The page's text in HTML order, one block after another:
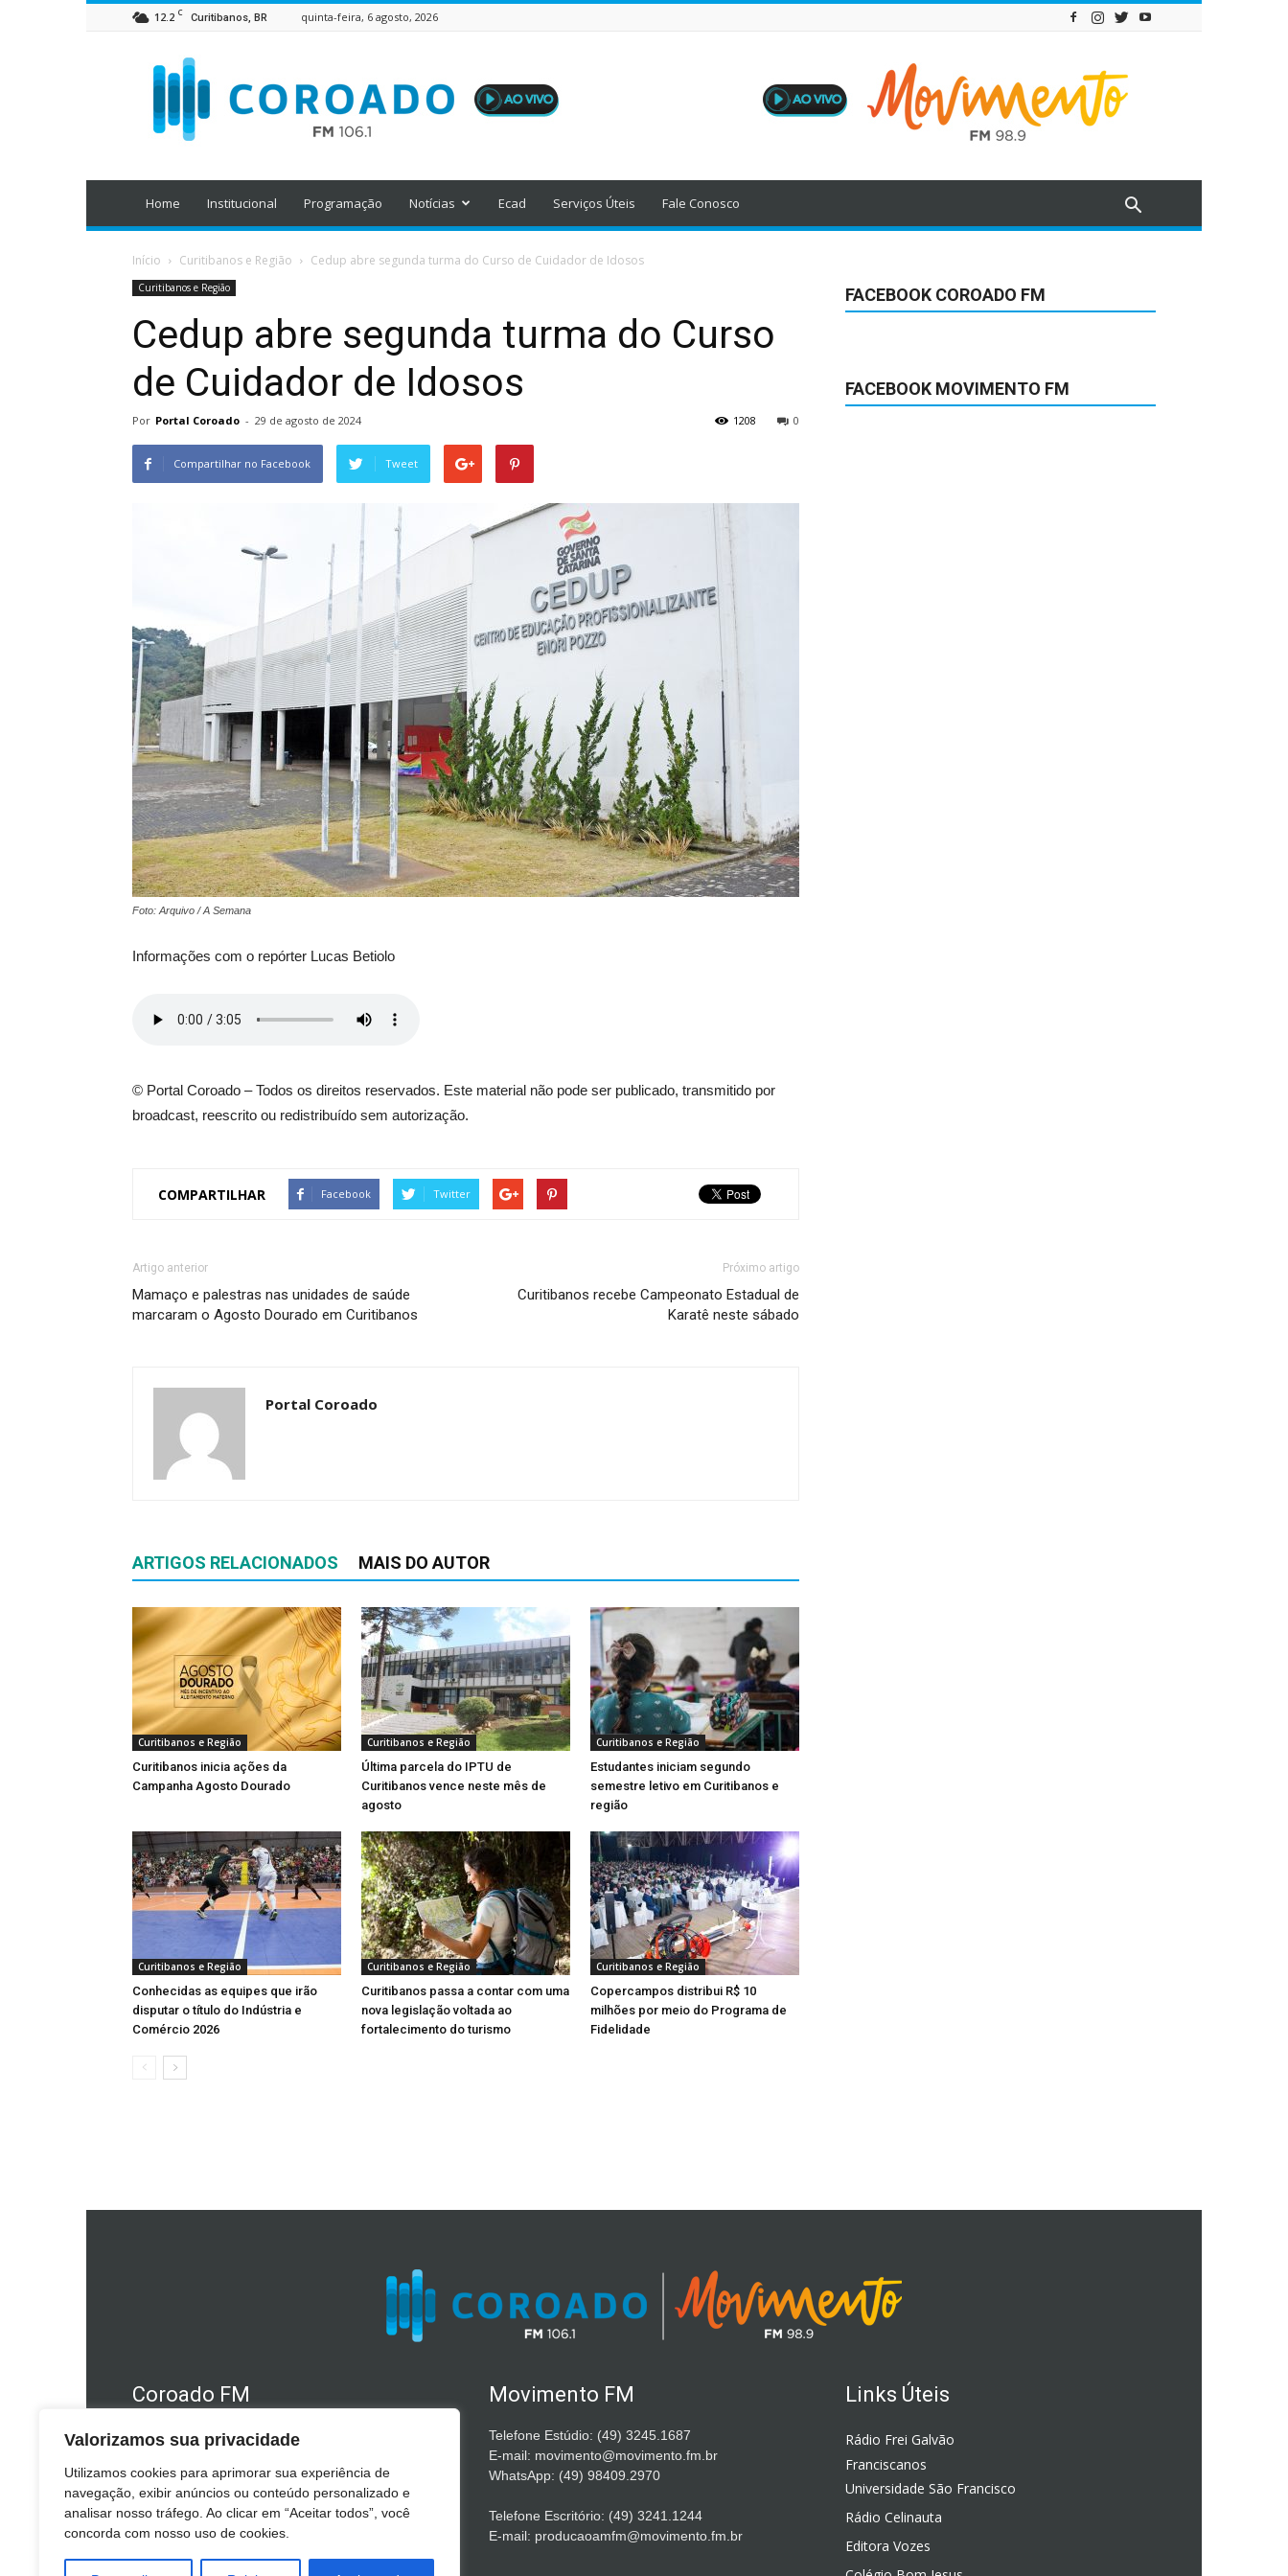
Valorizamos sua privacidade
Utilizamos cookies para aprimorar sua experiência de
navegação, exibir anúncios ou conteúdo personalizado e
analisar nosso tráfego. Ao clicar em “Aceitar todos”, você
concorda com nosso uso de cookies.
12.2 C Curitibanos, BR quinta-feira, 6 agosto, 2026
Home Institucional Programação Notícias Ecad Serviços Úteis Fale Conosco
Início Curitibanos e Região Cedup abre segunda turma do Curso de Cuidador de Idosos
Curitibanos e Região
Cedup abre segunda turma do Curso
de Cuidador de Idosos
Por Portal Coroado - 29 de agosto de 2024 0
1208
Compartilhar no Facebook Tweet
Foto: Arquivo / A Semana
Informações com o repórter Lucas Betiolo
© Portal Coroado – Todos os direitos reservados. Este material não pode ser publicado, transmitido por
broadcast, reescrito ou redistribuído sem autorização.
COMPARTILHAR Facebook Twitter
Artigo anterior
Mamaço e palestras nas unidades de saúde
marcaram o Agosto Dourado em Curitibanos
Próximo artigo
Curitibanos recebe Campeonato Estadual de
Karatê neste sábado
Portal Coroado
ARTIGOS RELACIONADOS MAIS DO AUTOR
Curitibanos e Região
Curitibanos inicia ações da
Campanha Agosto Dourado
Curitibanos e Região
Última parcela do IPTU de
Curitibanos vence neste mês de
agosto
Curitibanos e Região
Estudantes iniciam segundo
semestre letivo em Curitibanos e
região
Curitibanos e Região
Conhecidas as equipes que irão
disputar o título do Indústria e
Comércio 2026
Curitibanos e Região
Curitibanos passa a contar com uma
nova legislação voltada ao
fortalecimento do turismo
Curitibanos e Região
Copercampos distribui R$ 10
milhões por meio do Programa de
Fidelidade
FACEBOOK COROADO FM
FACEBOOK MOVIMENTO FM
Coroado FM
Telefone Estúdio: 49 3241.1610
E-mail: coroado@coroado.am.br
Telefone Escritório: (49) 3241.1140
E-mail: diretor@coroado.am.br
Movimento FM
Telefone Estúdio: (49) 3245.1687
E-mail: movimento@movimento.fm.br
WhatsApp: (49) 98409.2970
Telefone Escritório: (49) 3241.1244
E-mail: producaoamfm@movimento.fm.br
Links Úteis
Rádio Frei Galvão
Franciscanos
Universidade São Francisco
Rádio Celinauta
Editora Vozes